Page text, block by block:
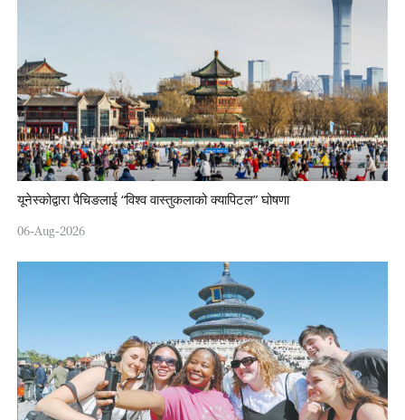
यूनेस्कोद्वारा पैचिङलाई “विश्व वास्तुकलाको क्यापिटल” घोषणा
06-Aug-2026